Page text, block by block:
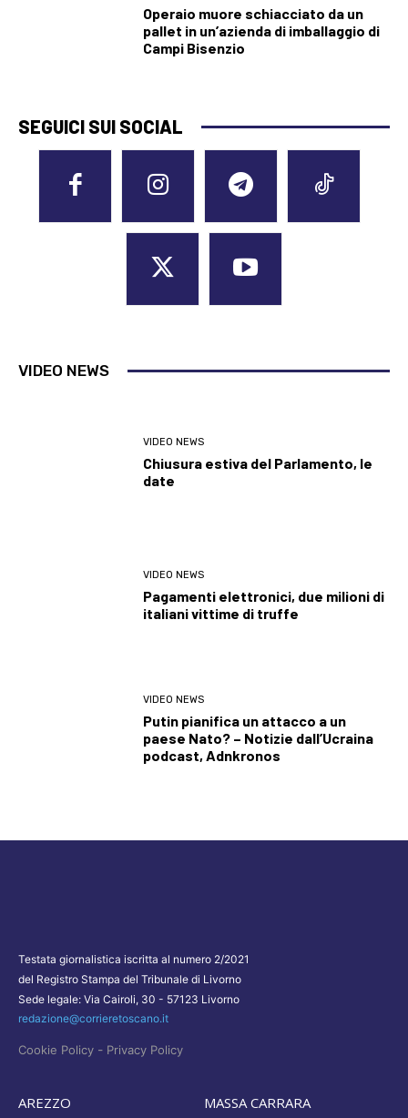
Operaio muore schiacciato da un
pallet in un’azienda di imballaggio di
Campi Bisenzio
SEGUICI SUI SOCIAL
VIDEO NEWS
VIDEO NEWS
Chiusura estiva del Parlamento, le
date
VIDEO NEWS
Pagamenti elettronici, due milioni di
italiani vittime di truffe
VIDEO NEWS
Putin pianifica un attacco a un
paese Nato? – Notizie dall’Ucraina
podcast, Adnkronos
Testata giornalistica iscritta al numero 2/2021
del Registro Stampa del Tribunale di Livorno
Sede legale: Via Cairoli, 30 - 57123 Livorno
redazione@corrieretoscano.it
Cookie Policy - Privacy Policy
AREZZO
MASSA CARRARA